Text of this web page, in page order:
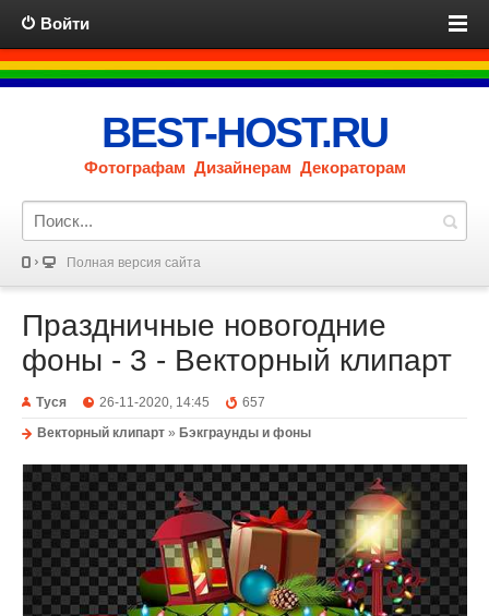
Войти
BEST-HOST.RU
Фотографам Дизайнерам Декораторам
Полная версия сайта
Праздничные новогодние
фоны - 3 - Векторный клипарт
Туся 26-11-2020, 14:45
657
Векторный клипарт » Бэкграунды и фоны